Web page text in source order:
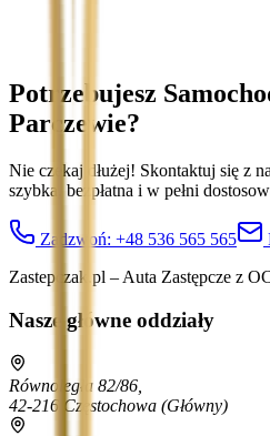
Potrzebujesz
Parczewie?
Nie czekaj dłużej! Skontaktuj się z
szybka, bezpłatna i w pełni
Zadzwoń: +48 536 565 565
Zastepczak.pl – Auta Zastępcze z
Nasze główne oddziały
Równoległa 82/86,
42-216 Częstochowa (Główny)